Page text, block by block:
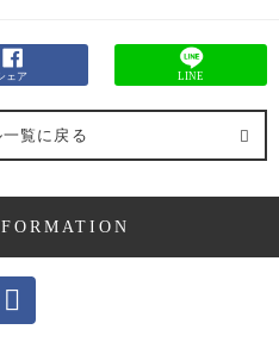
ェア LINE
覧に戻る